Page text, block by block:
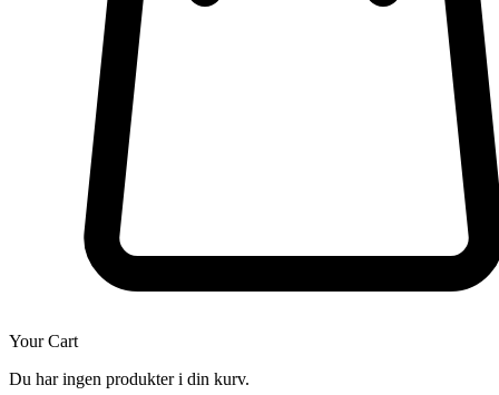
Your Cart
Du har ingen produkter i din kurv.